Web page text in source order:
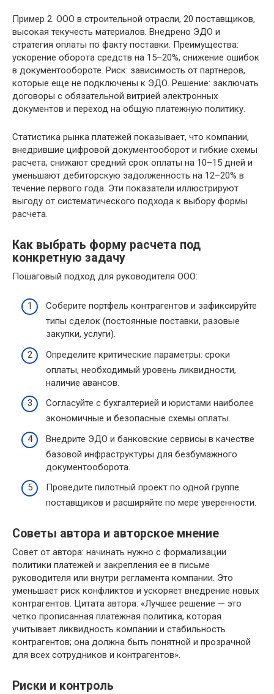
Пример 2. ООО в строительной отрасли, 20 поставщиков,
высокая текучесть материалов. Внедрено ЭДО и
стратегия оплаты по факту поставки. Преимущества:
ускорение оборота средств на 15–20%, снижение ошибок
в документообороте. Риск: зависимость от партнеров,
которые еще не подключены к ЭДО. Решение: заключать
договоры с обязательной витрией электронных
документов и переход на общую платежную политику.
Статистика рынка платежей показывает, что компании,
внедрившие цифровой документооборот и гибкие схемы
расчета, снижают средний срок оплаты на 10–15 дней и
уменьшают дебиторскую задолженность на 12–20% в
течение первого года. Эти показатели иллюстрируют
выгоду от систематического подхода к выбору формы
расчета.
Как выбрать форму расчета под
конкретную задачу
Пошаговый подход для руководителя ООО:
Соберите портфель контрагентов и зафиксируйте
типы сделок (постоянные поставки, разовые
закупки, услуги).
Определите критические параметры: сроки
оплаты, необходимый уровень ликвидности,
наличие авансов.
Согласуйте с бухгалтерией и юристами наиболее
экономичные и безопасные схемы оплаты.
Внедрите ЭДО и банковские сервисы в качестве
базовой инфраструктуры для безбумажного
документооборота.
Проведите пилотный проект по одной группе
поставщиков и расширяйте по мере уверенности.
Советы автора и авторское мнение
Совет от автора: начинать нужно с формализации
политики платежей и закрепления ее в письме
руководителя или внутри регламента компании. Это
уменьшает риск конфликтов и ускоряет внедрение новых
контрагентов. Цитата автора: «Лучшее решение — это
четко прописанная платежная политика, которая
учитывает ликвидность компании и стабильность
контрагентов; она должна быть понятной и прозрачной
для всех сотрудников и контрагентов».
Риски и контроль